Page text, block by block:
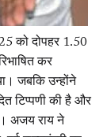
को दोपहर 1.50
कर
जबकि उन्होंने
टिप्पणी की है और
अजय राय ने